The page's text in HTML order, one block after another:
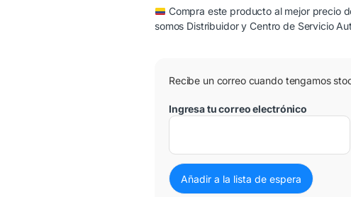
Compra este producto al mejor precio
somos Distribuidor y Centro de Servicio
Recibe un correo cuando tengamos
Ingresa tu correo electrónico